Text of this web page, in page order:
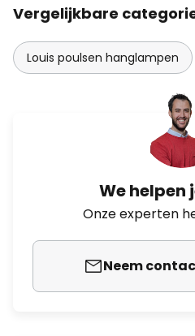
Vergelijkbare
Louis poulsen hanglampen
We helpen
Onze experten
Neem